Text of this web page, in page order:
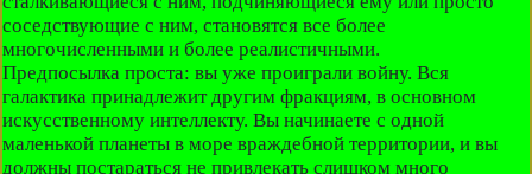
соседствующие с ним, становятся все более
многочисленными и более реалистичными.
Предпосылка проста: вы уже проиграли войну. Вся
галактика принадлежит другим фракциям, в основном
искусственному интеллекту. Вы начинаете с одной
маленькой планеты в море враждебной территории, и вы
должны постараться не привлекать слишком много